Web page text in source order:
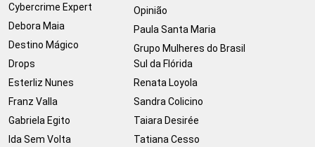
Cybercrime Expert
Debora Maia
Destino Mágico
Drops
Esterliz Nunes
Franz Valla
Gabriela Egito
Ida Sem Volta
Opinião
Paula Santa Maria
Grupo Mulheres do Brasil
Sul da Flórida
Renata Loyola
Sandra Colicino
Taiara Desirée
Tatiana Cesso